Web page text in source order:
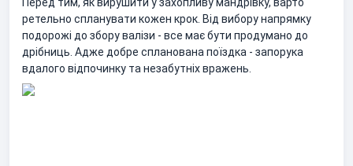
ретельно спланувати кожен крок. Від вибору напрямку
подорожі до збору валізи - все має бути продумано до
дрібниць. Адже добре спланована поїздка - запорука
вдалого відпочинку та незабутніх вражень.